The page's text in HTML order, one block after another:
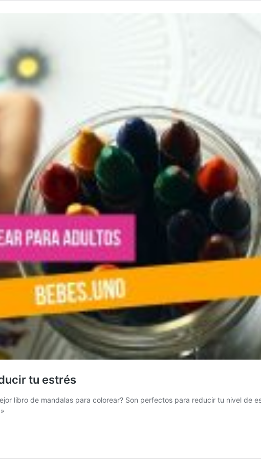
tu estrés
libro de mandalas para colorear? Son perfectos para reducir tu nivel de